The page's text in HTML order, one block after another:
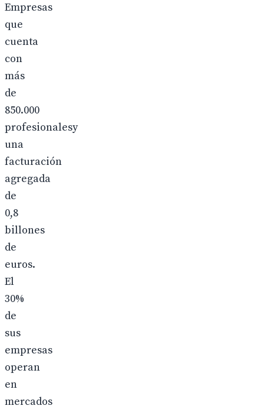
Empresas
que
cuenta
con
más
de
850.000
profesionalesy
una
facturación
agregada
de
0,8
billones
de
euros.
El
30%
de
sus
empresas
operan
en
mercados